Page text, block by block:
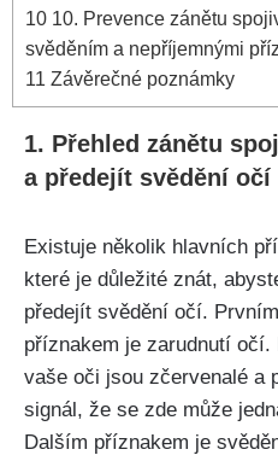
10 10. Prevence zánětu⁣
svěděním a nepříjemnými
11 Závěrečné poznámky
1.‍ Přehled zánětu
a​ předejít ‍svědění očí
Existuje několik hlavních​
které ‌je důležité znát,
předejít⁢ svědění ‌očí.
příznakem je zarudnutí
vaše oči jsou zčervenalé a​
signál,​ že⁤ se zde‌ může
Dalším příznakem je